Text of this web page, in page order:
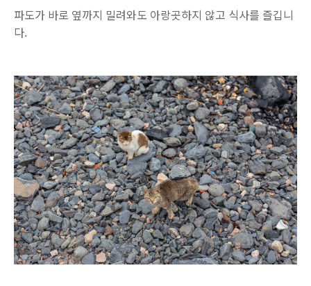
파도가 바로 옆까지 밀려와도 아랑곳하지 않고 식사를 즐깁니
다.